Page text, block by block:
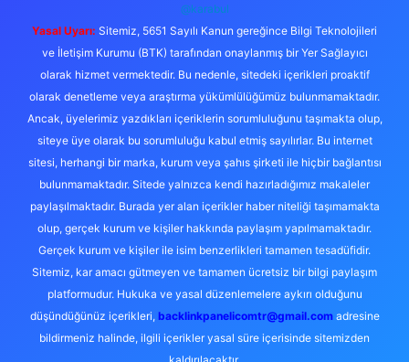
@karabul
Yasal Uyarı: Sitemiz, 5651 Sayılı Kanun gereğince Bilgi Teknolojileri
ve İletişim Kurumu (BTK) tarafından onaylanmış bir Yer Sağlayıcı
olarak hizmet vermektedir. Bu nedenle, sitedeki içerikleri proaktif
olarak denetleme veya araştırma yükümlülüğümüz bulunmamaktadır.
Ancak, üyelerimiz yazdıkları içeriklerin sorumluluğunu taşımakta olup,
siteye üye olarak bu sorumluluğu kabul etmiş sayılırlar. Bu internet
sitesi, herhangi bir marka, kurum veya şahıs şirketi ile hiçbir bağlantısı
bulunmamaktadır. Sitede yalnızca kendi hazırladığımız makaleler
paylaşılmaktadır. Burada yer alan içerikler haber niteliği taşımamakta
olup, gerçek kurum ve kişiler hakkında paylaşım yapılmamaktadır.
Gerçek kurum ve kişiler ile isim benzerlikleri tamamen tesadüfidir.
Sitemiz, kar amacı gütmeyen ve tamamen ücretsiz bir bilgi paylaşım
platformudur. Hukuka ve yasal düzenlemelere aykırı olduğunu
düşündüğünüz içerikleri, backlinkpanelicomtr@gmail.comadresine
bildirmeniz halinde, ilgili içerikler yasal süre içerisinde sitemizden